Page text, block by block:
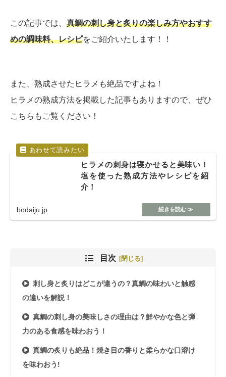
この記事では、 真鯛の刺し身と炙りの楽しみ方やおすす
めの調味料、レシピをご紹介いたします！！
また、熟成させたヒラメも絶品ですよね！
ヒラメの熟成方法を掲載した記事もありますので、ぜひ
こちらもご覧ください！
ヒラメの刺身は寝かせると美味い！
塩を使った熟成方法やレシピを紹
介！
bodaiju.jp
目次
刺し身と炙りはどこが違うの？真鯛の味わいと触感
の違いを解説！
真鯛の刺し身の美味しさの理由は？鮮やかな色と弾
力のある食感を味わおう！
真鯛の炙りも絶品！焼き目の香りと柔らかな口溶け
を味わおう!